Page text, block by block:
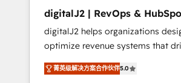
digitalJ2 | RevOps &
Implementations
digitalJ2 helps organizations
optimize revenue systems that
scalable, predictable growth. As a triple-
accredited HubSpot Solutions
菁英级解决方案合作伙伴5.0